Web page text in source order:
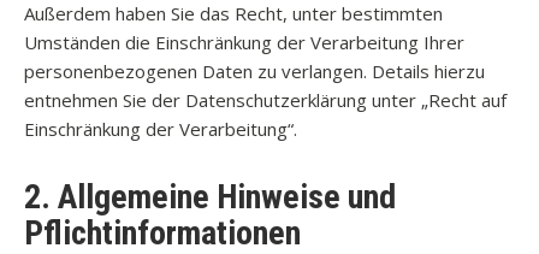
Außerdem haben Sie das Recht, unter bestimmten
Umständen die Einschränkung der Verarbeitung Ihrer
personenbezogenen Daten zu verlangen. Details hierzu
entnehmen Sie der Datenschutzerklärung unter „Recht auf
Einschränkung der Verarbeitung“.
2. Allgemeine Hinweise und
Pflichtinformationen